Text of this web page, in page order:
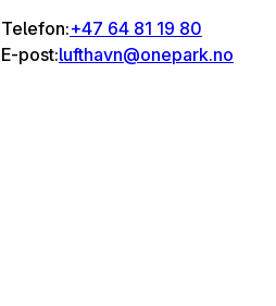
Telefon:+47 64 81 19 80
E-post:lufthavn@onepark.no